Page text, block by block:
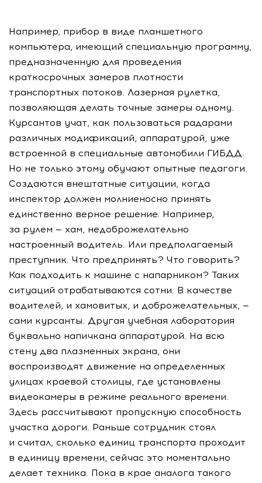
Например, прибор в виде планшетного
компьютера, имеющий специальную программу,
предназначенную для проведения
краткосрочных замеров плотности
транспортных потоков. Лазерная рулетка,
позволяющая делать точные замеры одному.
Курсантов учат, как пользоваться радарами
различных модификаций, аппаратурой, уже
встроенной в специальные автомобили ГИБДД.
Но не только этому обучают опытные педагоги.
Создаются внештатные ситуации, когда
инспектор должен молниеносно принять
единственно верное решение. Например,
за рулем — хам, недоброжелательно
настроенный водитель. Или предполагаемый
преступник. Что предпринять? Что говорить?
Как подходить к машине с напарником? Таких
ситуаций отрабатываются сотни. В качестве
водителей, и хамовитых, и доброжелательных, —
сами курсанты. Другая учебная лаборатория
буквально напичкана аппаратурой. На всю
стену два плазменных экрана, они
воспроизводят движение на определенных
улицах краевой столицы, где установлены
видеокамеры в режиме реального времени.
Здесь рассчитывают пропускную способность
участка дороги. Раньше сотрудник стоял
и считал, сколько единиц транспорта проходит
в единицу времени, сейчас это моментально
делает техника. Пока в крае аналога такого